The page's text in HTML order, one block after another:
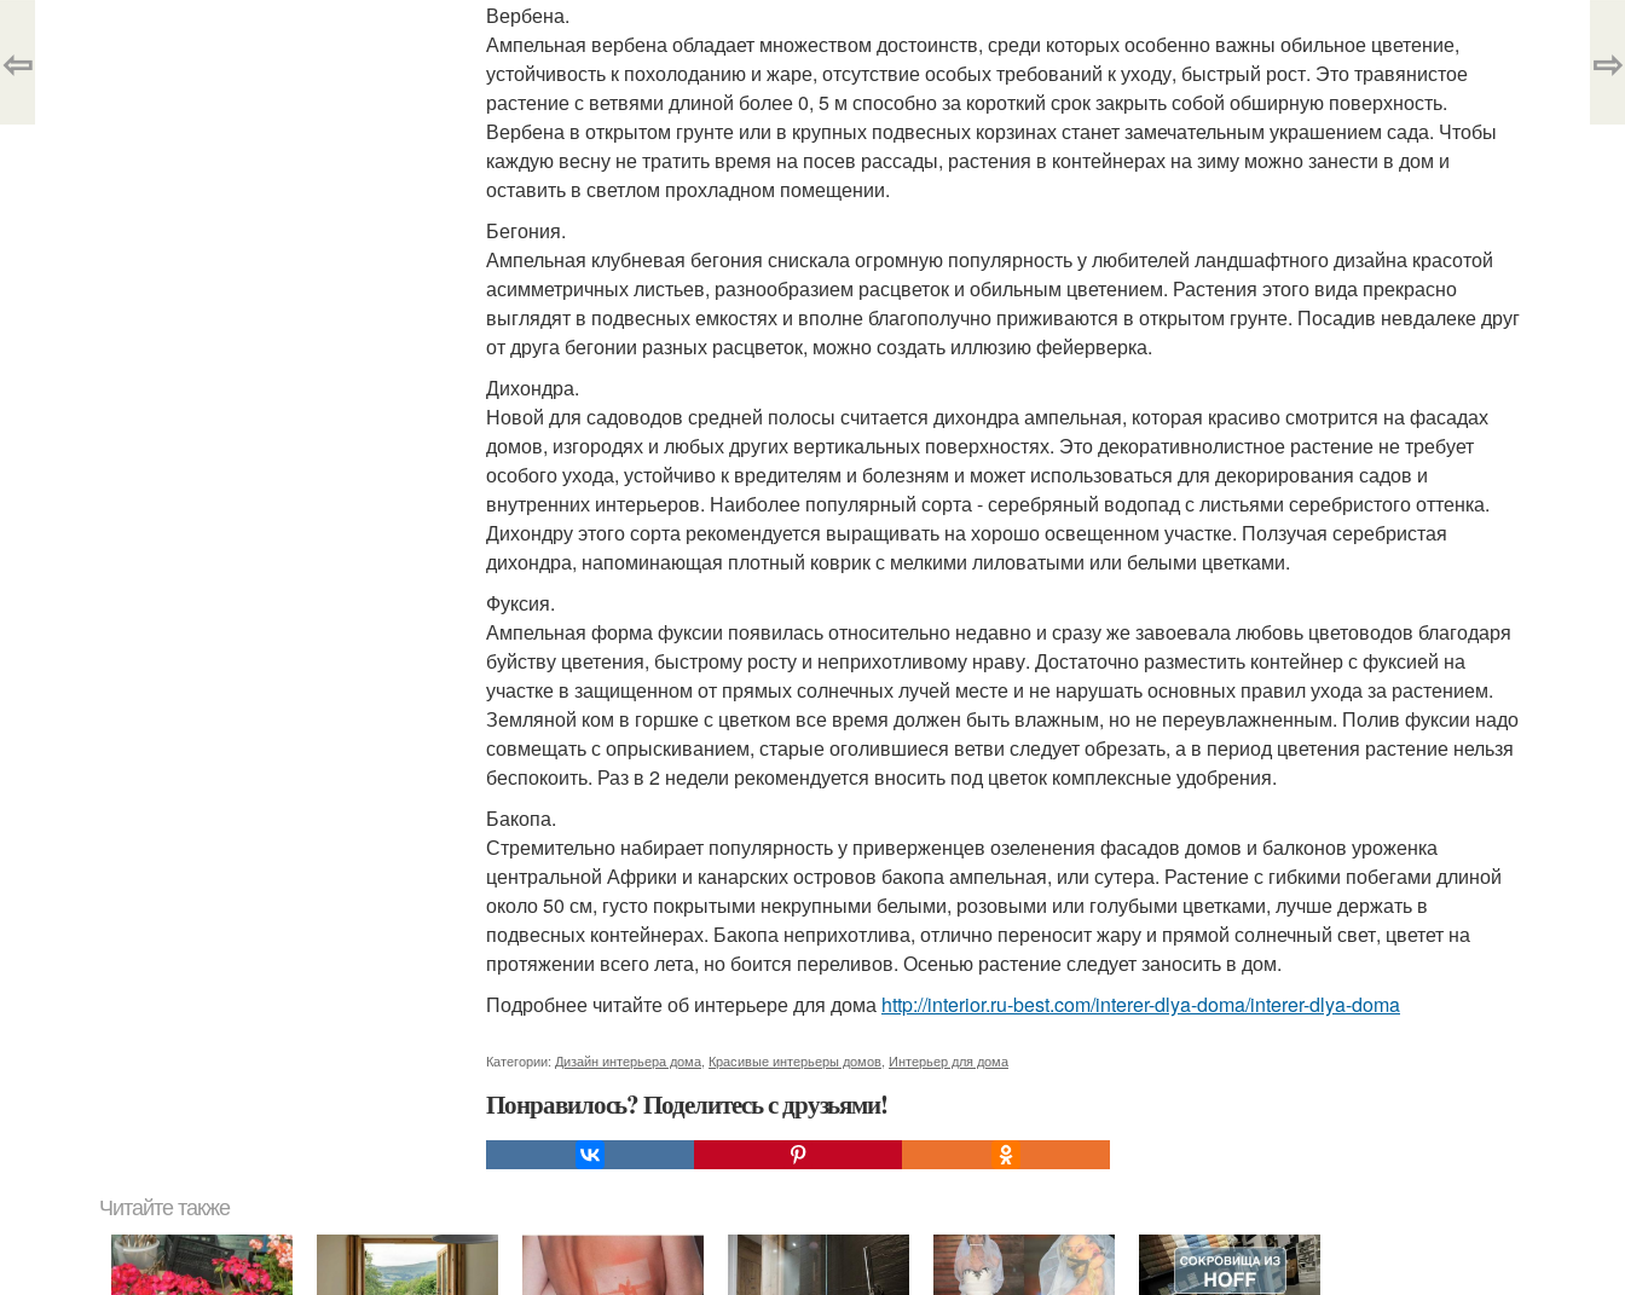
Вербена.
Ампельная вербена обладает множеством достоинств, среди которых особенно важны обильное цветение,
устойчивость к похолоданию и жаре, отсутствие особых требований к уходу, быстрый рост. Это травянистое
растение с ветвями длиной более 0, 5 м способно за короткий срок закрыть собой обширную поверхность.
Вербена в открытом грунте или в крупных подвесных корзинах станет замечательным украшением сада. Чтобы
каждую весну не тратить время на посев рассады, растения в контейнерах на зиму можно занести в дом и
оставить в светлом прохладном помещении.
Бегония.
Ампельная клубневая бегония снискала огромную популярность у любителей ландшафтного дизайна красотой
асимметричных листьев, разнообразием расцветок и обильным цветением. Растения этого вида прекрасно
выглядят в подвесных емкостях и вполне благополучно приживаются в открытом грунте. Посадив невдалеке друг
от друга бегонии разных расцветок, можно создать иллюзию фейерверка.
Дихондра.
Новой для садоводов средней полосы считается дихондра ампельная, которая красиво смотрится на фасадах
домов, изгородях и любых других вертикальных поверхностях. Это декоративнолистное растение не требует
особого ухода, устойчиво к вредителям и болезням и может использоваться для декорирования садов и
внутренних интерьеров. Наиболее популярный сорта - серебряный водопад с листьями серебристого оттенка.
Дихондру этого сорта рекомендуется выращивать на хорошо освещенном участке. Ползучая серебристая
дихондра, напоминающая плотный коврик с мелкими лиловатыми или белыми цветками.
Фуксия.
Ампельная форма фуксии появилась относительно недавно и сразу же завоевала любовь цветоводов благодаря
буйству цветения, быстрому росту и неприхотливому нраву. Достаточно разместить контейнер с фуксией на
участке в защищенном от прямых солнечных лучей месте и не нарушать основных правил ухода за растением.
Земляной ком в горшке с цветком все время должен быть влажным, но не переувлажненным. Полив фуксии надо
совмещать с опрыскиванием, старые оголившиеся ветви следует обрезать, а в период цветения растение нельзя
беспокоить. Раз в 2 недели рекомендуется вносить под цветок комплексные удобрения.
Бакопа.
Стремительно набирает популярность у приверженцев озеленения фасадов домов и балконов уроженка
центральной Африки и канарских островов бакопа ампельная, или сутера. Растение с гибкими побегами длиной
около 50 см, густо покрытыми некрупными белыми, розовыми или голубыми цветками, лучше держать в
подвесных контейнерах. Бакопа неприхотлива, отлично переносит жару и прямой солнечный свет, цветет на
протяжении всего лета, но боится переливов. Осенью растение следует заносить в дом.
Подробнее читайте об интерьере для дома http://interior.ru-best.com/interer-dlya-doma/interer-dlya-doma
Категории: Дизайн интерьера дома Красивые интерьеры домов Интерьер для дома
Понравилось? Поделитесь с друзьями!
⇦ ⇨
Читайте также